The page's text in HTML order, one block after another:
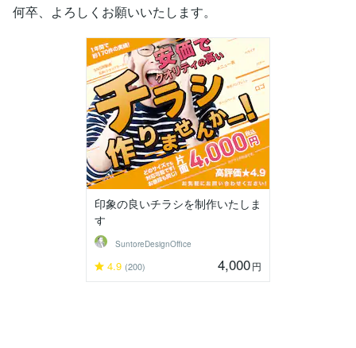
何卒、よろしくお願いいたします。
印象の良いチラシを制作いたしま
す
SuntoreDesignOffice
4.9 (200) 4,000円